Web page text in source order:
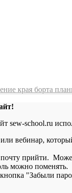
края борта
sew-school.ru
вебинар,
прийти.
можно поменять.
"Забыли